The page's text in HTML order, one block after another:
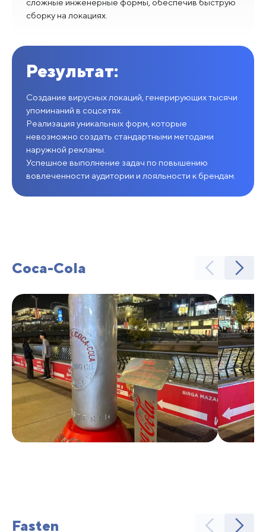
сложные инженерные формы, обеспечив быструю
сборку на локациях.
Результат:
Создание вирусных локаций, генерирующих тысячи
упоминаний в соцсетях.
Реализация уникальных форм, которые
невозможно создать стандартными методами
наружной рекламы.
Успешное выполнение задач по повышению
вовлеченности аудитории и лояльности к брендам.
Coca-Cola
Fasten